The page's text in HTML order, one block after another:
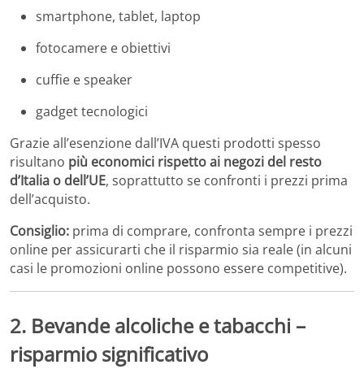
smartphone, tablet, laptop
fotocamere e obiettivi
cuffie e speaker
gadget tecnologici
Grazie all’esenzione dall’IVA questi prodotti spesso
risultano più economici rispetto ai negozi del resto
d’Italia o dell’UE, soprattutto se confronti i prezzi prima
dell’acquisto.
Consiglio: prima di comprare, confronta sempre i prezzi
online per assicurarti che il risparmio sia reale (in alcuni
casi le promozioni online possono essere competitive).
2. Bevande alcoliche e tabacchi –
risparmio significativo